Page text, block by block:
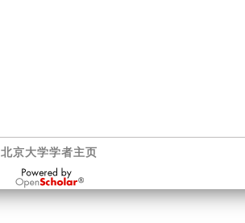
北京大学学者主页
OpenScholar